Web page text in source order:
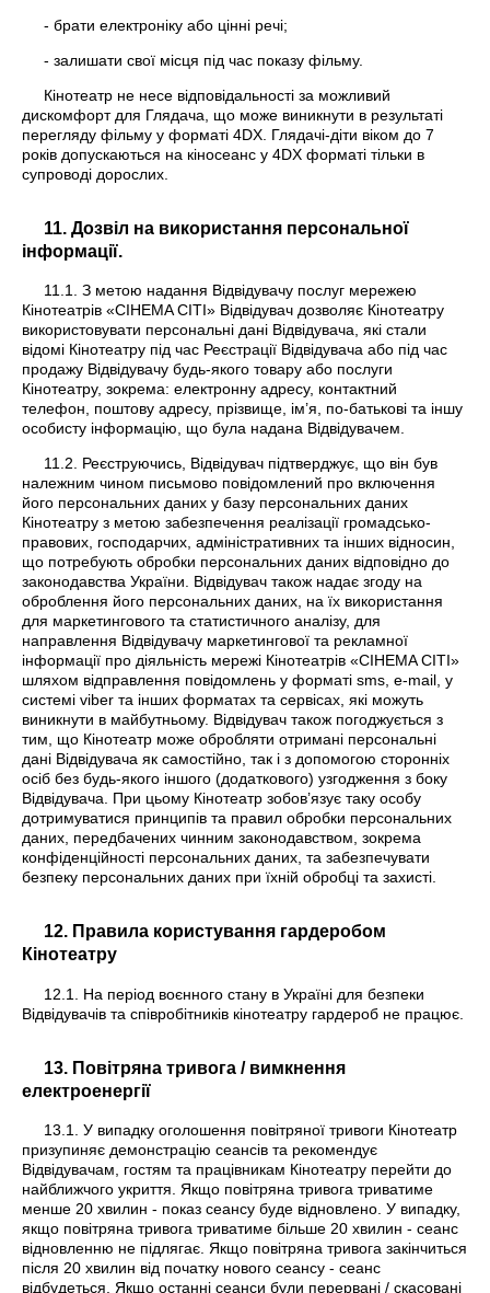
- брати електроніку або цінні речі;
- залишати свої місця під час показу фільму.
Кінотеатр не несе відповідальності за можливий
дискомфорт для Глядача, що може виникнути в результаті
перегляду фільму у форматі 4DX. Глядачі-діти віком до 7
років допускаються на кіносеанс у 4DX форматі тільки в
супроводі дорослих.
11. Дозвіл на використання персональної
інформації.
11.1. З метою надання Відвідувачу послуг мережею
Кінотеатрів «CIНEMA СІТІ» Відвідувач дозволяє Кінотеатру
використовувати персональні дані Відвідувача, які стали
відомі Кінотеатру під час Реєстрації Відвідувача або під час
продажу Відвідувачу будь-якого товару або послуги
Кінотеатру, зокрема: електронну адресу, контактний
телефон, поштову адресу, прізвище, ім’я, по-батькові та іншу
особисту інформацію, що була надана Відвідувачем.
11.2. Реєструючись, Відвідувач підтверджує, що він був
належним чином письмово повідомлений про включення
його персональних даних у базу персональних даних
Кінотеатру з метою забезпечення реалізації громадсько-
правових, господарчих, адміністративних та інших відносин,
що потребують обробки персональних даних відповідно до
законодавства України. Відвідувач також надає згоду на
оброблення його персональних даних, на їх використання
для маркетингового та статистичного аналізу, для
направлення Відвідувачу маркетингової та рекламної
інформації про діяльність мережі Кінотеатрів «CIНEMA СІТІ»
шляхом відправлення повідомлень у форматі sms, e-mail, у
системі viber та інших форматах та сервісах, які можуть
виникнути в майбутньому. Відвідувач також погоджується з
тим, що Кінотеатр може обробляти отримані персональні
дані Відвідувача як самостійно, так і з допомогою сторонніх
осіб без будь-якого іншого (додаткового) узгодження з боку
Відвідувача. При цьому Кінотеатр зобов’язує таку особу
дотримуватися принципів та правил обробки персональних
даних, передбачених чинним законодавством, зокрема
конфіденційності персональних даних, та забезпечувати
безпеку персональних даних при їхній обробці та захисті.
12. Правила користування гардеробом
Кінотеатру
12.1. На період воєнного стану в Україні для безпеки
Відвідувачів та співробітників кінотеатру гардероб не працює.
13. Повітряна тривога / вимкнення
електроенергії
13.1. У випадку оголошення повітряної тривоги Кінотеатр
призупиняє демонстрацію сеансів та рекомендує
Відвідувачам, гостям та працівникам Кінотеатру перейти до
найближчого укриття. Якщо повітряна тривога триватиме
менше 20 хвилин - показ сеансу буде відновлено. У випадку,
якщо повітряна тривога триватиме більше 20 хвилин - сеанс
відновленню не підлягає. Якщо повітряна тривога закінчиться
після 20 хвилин від початку нового сеансу - сеанс
відбудеться. Якщо останні сеанси були перервані / скасовані